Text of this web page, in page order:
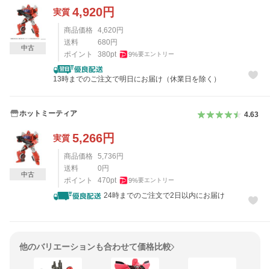
実質 4,920円
商品価格 4,620円
送料
680円
ポイント
380pt 9%要エントリー
13時までのご注文で明日にお届け（休業日を除く）
中古
ホットミーティア 4.63
実質 5,266円
商品価格 5,736 円
送料
0 円
ポイント
470pt 9%要エントリー
24時までのご注文で2日以内にお届け
中古
他のバリエーションも合わせて価格比較